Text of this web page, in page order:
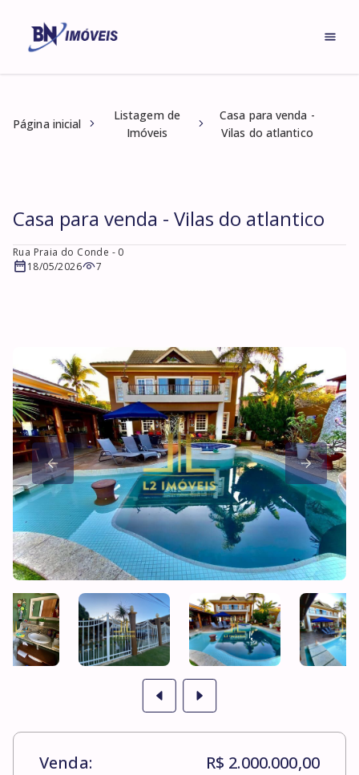
Página inicial
Listagem de
Imóveis
Casa para venda -
Vilas do atlantico
Casa para venda - Vilas do atlantico
Rua Praia do Conde - 0
18/05/2026
7
Venda: R$ 2.000.000,00